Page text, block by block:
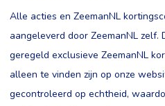
Alle acties en ZeemanNL
aangeleverd door ZeemanNL
geregeld exclusieve ZeemanNL
alleen te vinden zijn op onze
gecontroleerd op echtheid,